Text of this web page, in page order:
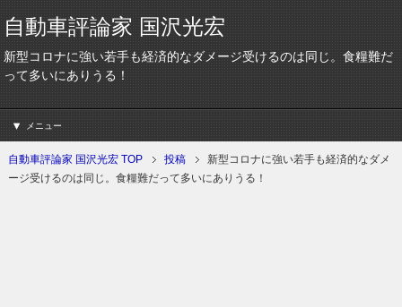
自動車評論家 国沢光宏
新型コロナに強い若手も経済的なダメージ受けるのは同じ。食糧難だ
って多いにありうる！
メニュー
自動車評論家 国沢光宏 TOP 投稿
新型コロナに強い若手も経済的なダメ
ージ受けるのは同じ。食糧難だって多いにありうる！